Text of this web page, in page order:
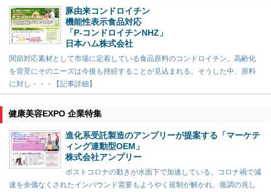
豚由来コンドロイチン
機能性表示食品対応
「P-コンドロイチンNHZ」
日本ハム株式会社
関節対応素材として市場に定着している食品原料のコンドロイチン。高齢化
を背景にそのニーズは今後も持続することが見込まれる。そうした中、原料
に対し・・・【記事詳細】
健康美容EXPO 企業特集
進化系受託製造のアンプリーが提案する「マーケテ
ィング連動型OEM」
株式会社アンプリー
ポストコロナの動きが水面下で加速している。コロナ禍で減
速を余儀なくされたインバウンド需要もようやく規制が解かれ、復調の兆し